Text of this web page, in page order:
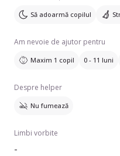
Să adoarmă copilul
Am nevoie de ajutor pentru
Maxim 1 copil 0 - 11 luni
Despre helper
Nu fumează
Limbi vorbite
-